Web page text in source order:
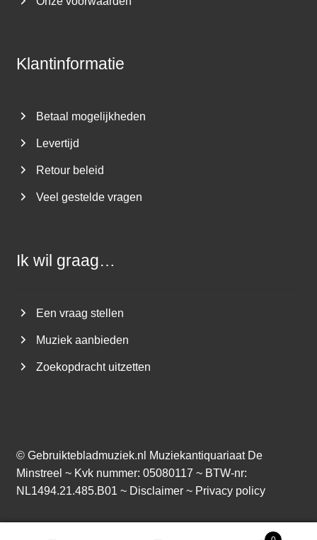
Klantinformatie
Betaal mogelijkheden
Levertijd
Retour beleid
Veel gestelde vragen
Ik wil graag…
Een vraag stellen
Muziek aanbieden
Zoekopdracht uitzetten
© Gebruiktebladmuziek.nl
Muziekantiquariaat De
Minstreel ~ Kvk nummer: 05080117 ~ BTW-nr:
NL1494.21.485.B01 ~ Disclaimer~ Privacy policy